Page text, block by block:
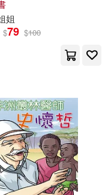
姐
$79 $100